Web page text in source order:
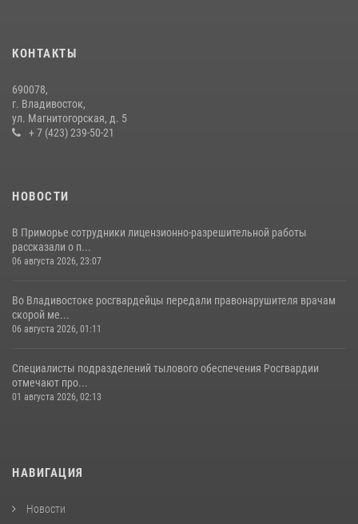
КОНТАКТЫ
690078,
г. Владивосток,
ул. Магнитогорская, д. 5
+ 7 (423) 239-50-21
НОВОСТИ
В Приморье сотрудники лицензионно-разрешительной работы
рассказали о п...
06 августа 2026, 23:07
Во Владивостоке росгвардейцы передали правонарушителя врачам
скорой ме...
06 августа 2026, 01:11
Специалисты подразделений тылового обеспечения Росгвардии
отмечают про...
01 августа 2026, 02:13
НАВИГАЦИЯ
Новости